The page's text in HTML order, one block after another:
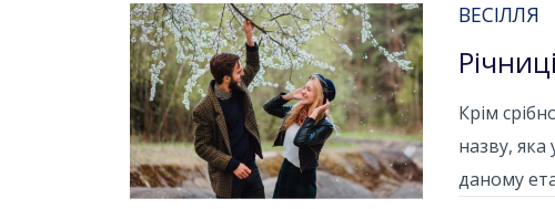
ВЕСІЛЛЯ
Крім
назву, яка
даному